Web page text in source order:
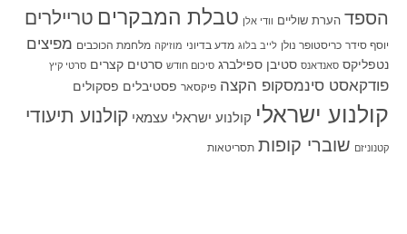
הספד הערת שוליים וודי אלן טבלת המבקרים טריילרים
יוסף סידר כריסטופר נולן לייב בלוג מדע בדיוני מוזיקה מלחמת הכוכבים מפיצים
נטפליקס סאנדאנס סטיבן ספילברג סיכום חודש סרטים קצרים סרטי קיץ
פודקאסט סינמסקופ הקצה פיקסאר פסטיבלים פסקולים
קולנוע ישראלי קולנוע ישראלי עצמאי קולנוע תיעודי
קטנוניזם שוברי קופות תסריטאות